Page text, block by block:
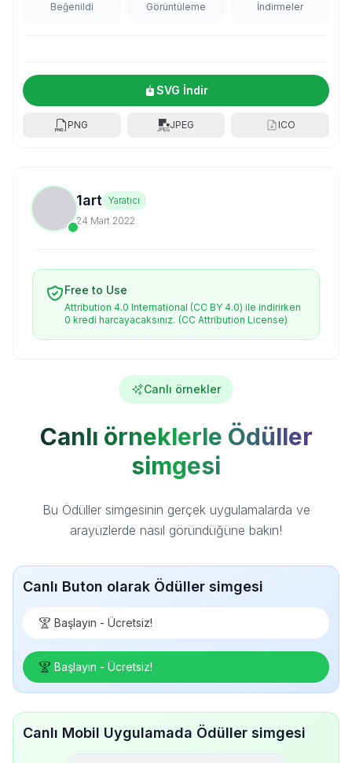
Beğenildi Görüntüleme İndirmeler
SVG İndir
PNG JPEG ICO
1art Yaratıcı
24 Mart 2022
Free to Use
Attribution 4.0 International (CC BY 4.0) ile indirirken
0 kredi harcayacaksınız. (CC Attribution License)
Canlı örnekler
Canlı örneklerle Ödüller
simgesi
Bu Ödüller simgesinin gerçek uygulamalarda ve
arayüzlerde nasıl göründüğüne bakın!
Canlı Buton olarak Ödüller simgesi
Başlayın - Ücretsiz!
Başlayın - Ücretsiz!
Canlı Mobil Uygulamada Ödüller simgesi